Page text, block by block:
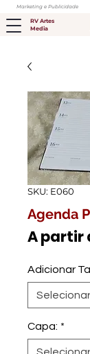
Marketing e Publicidade
RV Artes
Media
SKU: E060
Agenda
A partir
Adicionar
Capa: *